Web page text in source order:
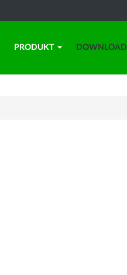
PRODUKT DOWNLOAD